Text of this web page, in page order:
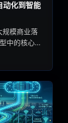
动化到智能
模商业落
中的核心应